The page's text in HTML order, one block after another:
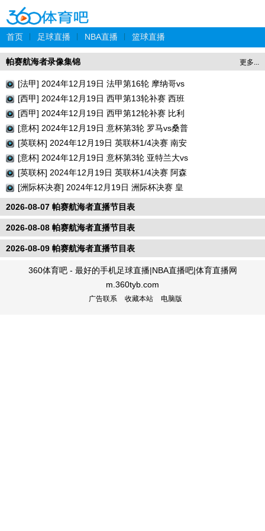
首页 足球直播 NBA直播 篮球直播
更多...
帕赛航海者录像集锦
[法甲] 2024年12月19日 法甲第16轮 摩纳哥vs
巴黎圣日耳曼 全场录像回放
[西甲] 2024年12月19日 西甲第13轮补赛 西班
牙人vs瓦伦西亚 全场录像回放
[西甲] 2024年12月19日 西甲第12轮补赛 比利
亚雷亚尔vs巴列卡诺 全场录像回放
[意杯] 2024年12月19日 意杯第3轮 罗马vs桑普
多利亚 全场录像回放
[英联杯] 2024年12月19日 英联杯1/4决赛 南安
普顿vs利物浦 全场录像回放
[意杯] 2024年12月19日 意杯第3轮 亚特兰大vs
切塞纳 全场录像回放
[英联杯] 2024年12月19日 英联杯1/4决赛 阿森
纳vs水晶宫 全场录像回放
[洲际杯决赛] 2024年12月19日 洲际杯决赛 皇
家马德里vs帕丘卡 全场录像回放
2026-08-07 帕赛航海者直播节目表
2026-08-08 帕赛航海者直播节目表
2026-08-09 帕赛航海者直播节目表
360体育吧 - 最好的手机足球直播|NBA直播吧|体育直播网
m.360tyb.com
广告联系 收藏本站 电脑版